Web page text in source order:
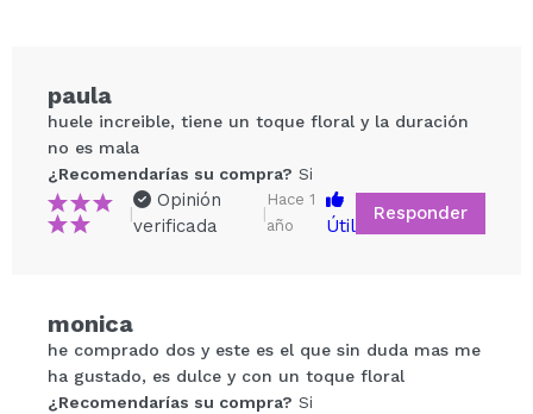
Tu vídeo podría ser el primero. Imagínatelo...
paula
huele increible, tiene un toque floral y la duración
no es mala
¿Recomendarías su compra? Si
|
Opinión
verificada
|
Hace 1
año
Útil
Responder
monica
he comprado dos y este es el que sin duda mas me
ha gustado, es dulce y con un toque floral
¿Recomendarías su compra? Si